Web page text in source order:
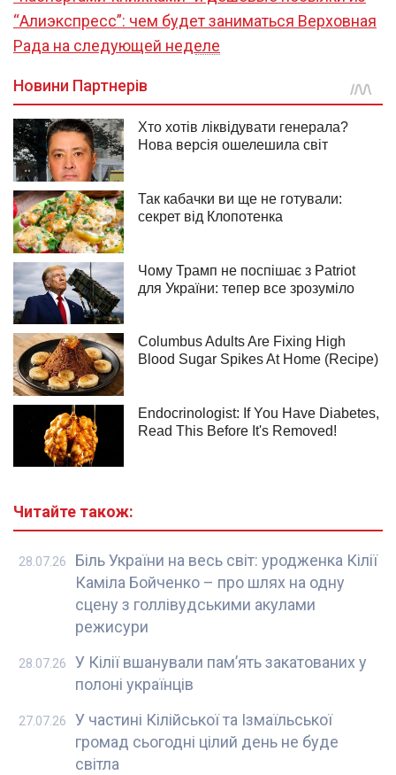
“Алиэкспресс”: чем будет заниматься Верховная
Рада на следующей неделе
Читайте також:
Біль України на весь світ: уродженка Кілії
Каміла Бойченко – про шлях на одну
сцену з голлівудськими акулами
режисури
28.07.26
У Кілії вшанували пам’ять закатованих у
полоні українців
28.07.26
У частині Кілійської та Ізмаїльської
громад сьогодні цілий день не буде
світла
27.07.26